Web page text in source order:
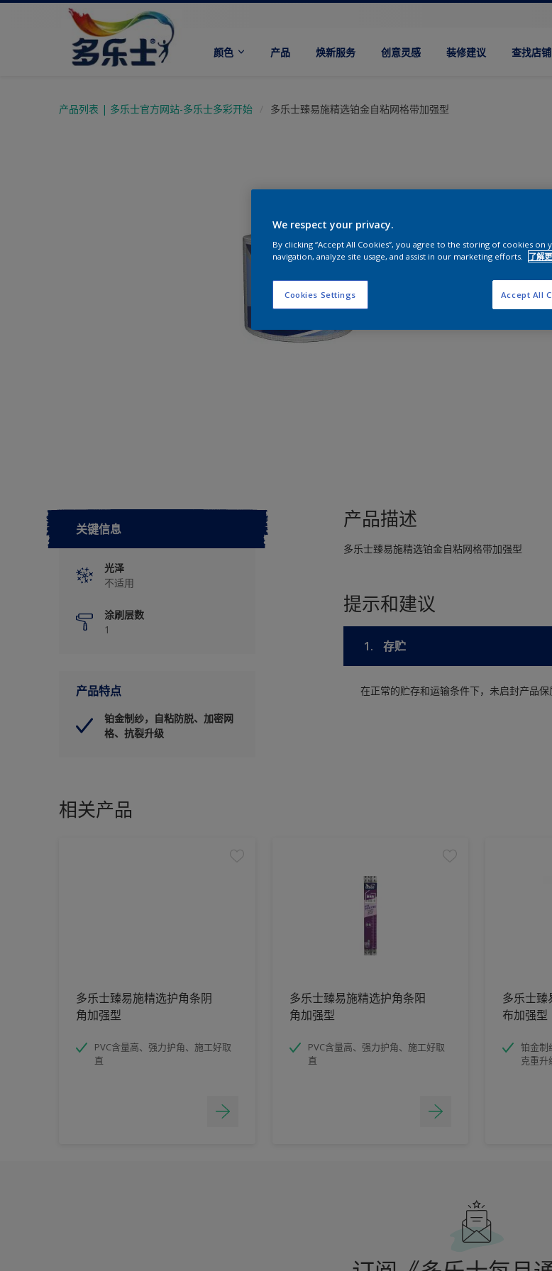
颜色 产品 焕新服务 创意灵感 装修建议 查找店铺
产品列表 | 多乐士官方网站-多乐士多彩开始 多乐士臻易施精选铂金自粘网格带加强型
关键信息
光泽
不适用
涂刷层数
1
产品特点
铂金制纱，自粘防脱、加密网
格、抗裂升级
产品描述
多乐士臻易施精选铂金自粘网格带加强型
提示和建议
1. 存贮
在正常的贮存和运输条件下，未启封产品保
相关产品
多乐士臻易施精选护角条阴
角加强型
PVC含量高、强力护角、施工好取
直
多乐士臻易施精选护角条阳
角加强型
PVC含量高、强力护角、施工好取
直
多乐士臻
布加强型
铂金制
克重升
We respect your privacy.
By clicking “Accept All Cookies”, you agree to the storing of cookies on
navigation, analyze site usage, and assist in our marketing efforts.
了解
Cookies Settings Accept All